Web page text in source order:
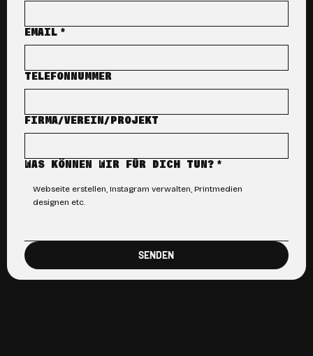
EMAIL *
TELEFONNUMMER
FIRMA/VEREIN/PROJEKT
WAS KÖNNEN WIR FÜR DICH TUN? *
SENDEN